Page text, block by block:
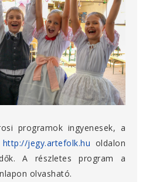
programok ingyenesek, a
http://jegy.artefolk.hu oldalon
A részletes program a
olvasható.